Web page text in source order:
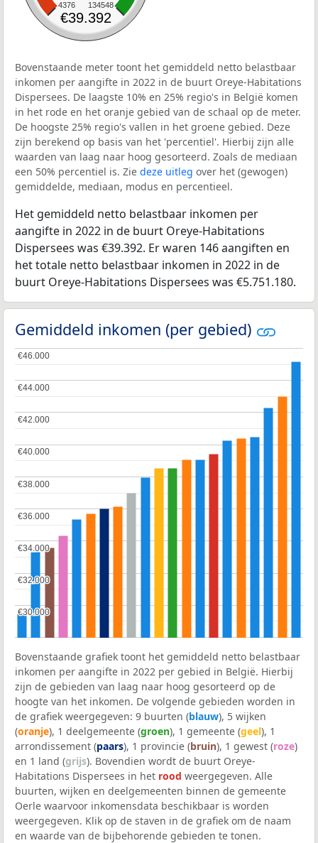
4376 134548
€39.392
Bovenstaande meter toont het gemiddeld netto belastbaar
inkomen per aangifte in 2022 in de buurt Oreye-Habitations
Dispersees. De laagste 10% en 25% regio's in België komen
in het rode en het oranje gebied van de schaal op de meter.
De hoogste 25% regio's vallen in het groene gebied. Deze
zijn berekend op basis van het 'percentiel'. Hierbij zijn alle
waarden van laag naar hoog gesorteerd. Zoals de mediaan
een 50% percentiel is. Zie deze uitleg over het (gewogen)
gemiddelde, mediaan, modus en percentieel.
Het gemiddeld netto belastbaar inkomen per
aangifte in 2022 in de buurt Oreye-Habitations
Dispersees was €39.392. Er waren 146 aangiften en
het totale netto belastbaar inkomen in 2022 in de
buurt Oreye-Habitations Dispersees was €5.751.180.
Gemiddeld inkomen (per gebied)
€30.000
€30.000
€32.000
€32.000
€34.000
€34.000
€36.000
€36.000
€38.000
€38.000
€40.000
€40.000
€42.000
€42.000
€44.000
€44.000
€46.000
€46.000
Bovenstaande grafiek toont het gemiddeld netto belastbaar
inkomen per aangifte in 2022 per gebied in België. Hierbij
zijn de gebieden van laag naar hoog gesorteerd op de
hoogte van het inkomen. De volgende gebieden worden in
de grafiek weergegeven: 9 buurten (blauw), 5 wijken
(oranje), 1 deelgemeente (groen), 1 gemeente (geel), 1
arrondissement (paars), 1 provincie (bruin), 1 gewest (roze)
en 1 land (grijs). Bovendien wordt de buurt Oreye-
Habitations Dispersees in het rood weergegeven. Alle
buurten, wijken en deelgemeenten binnen de gemeente
Oerle waarvoor inkomensdata beschikbaar is worden
weergegeven. Klik op de staven in de grafiek om de naam
en waarde van de bijbehorende gebieden te tonen.